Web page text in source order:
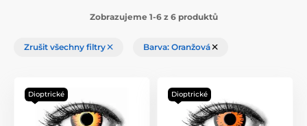
Zobrazujeme 1-6 z 6 produktů
Zrušit všechny filtry Barva: Oranžová
Dioptrické Dioptrické